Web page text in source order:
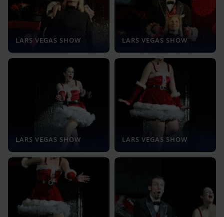
LARS VEGAS SHOW LARS VEGAS SHOW
LARS VEGAS SHOW LARS VEGAS SHOW